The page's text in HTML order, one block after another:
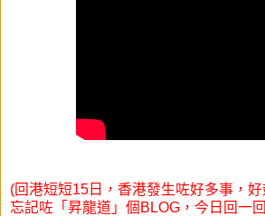
(回港短短15日，香港發生咗好多事，
忘記咗「昇龍道」個BLOG，今日回一